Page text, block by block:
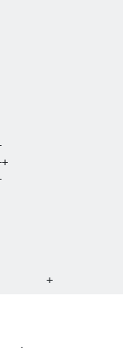
+    |
|
|
|
|
|
|
|
|
|
|
|
|
|
|
+++
+